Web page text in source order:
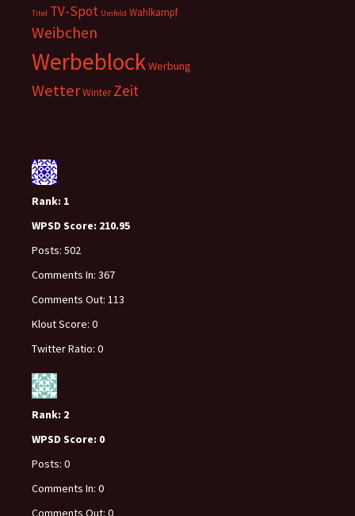
Titel TV-Spot Umfeld Wahlkampf
Weibchen
WerbeblockWerbung
WetterWinter Zeit
Rank: 1
WPSD Score: 210.95
Posts: 502
Comments In: 367
Comments Out: 113
Klout Score: 0
Twitter Ratio: 0
Rank: 2
WPSD Score: 0
Posts: 0
Comments In: 0
Comments Out: 0